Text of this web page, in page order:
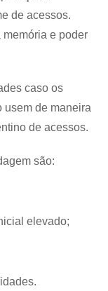
de acessos.
memória e poder
caso os
usem de maneira
de acessos.
são:
elevado;